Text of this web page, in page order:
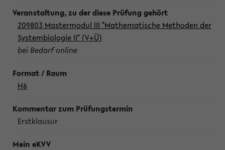
209803 Mastermodul III "Mathematische Methoden der
Systembiologie II" (V+Ü)
bei Bedarf online
H6
Erstklausur